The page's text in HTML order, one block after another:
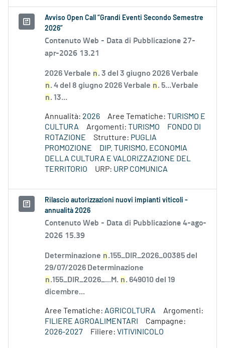
Avviso Open Call “Grandi Eventi Secondo Semestre
2026”
Contenuto Web - Data di Pubblicazione 27-
apr-2026 13.21
2026 Verbale n. 3 del 3 giugno 2026 Verbale
n. 4 del 8 giugno 2026 Verbale n. 5...Verbale
n. 13...
Annualità: 2026 Aree Tematiche: TURISMO E
CULTURA
Argomenti: TURISMO
FONDO DI
ROTAZIONE
Strutture: PUGLIA
PROMOZIONE
DIP. TURISMO, ECONOMIA
DELLA CULTURA E VALORIZZAZIONE DEL
TERRITORIO
URP: URP COMUNICA
Rilascio autorizzazioni nuovi impianti viticoli -
annualità 2026
Contenuto Web - Data di Pubblicazione 4-ago-
2026 15.39
Determinazione n.155_DIR_2026_00385 del
29/07/2026 Determinazione
n.155_DIR_2026_...M. n. 649010 del 19
dicembre...
Aree Tematiche: AGRICOLTURA
Argomenti:
FILIERE AGROALIMENTARI
Campagne:
2026-2027
Filiere: VITIVINICOLO